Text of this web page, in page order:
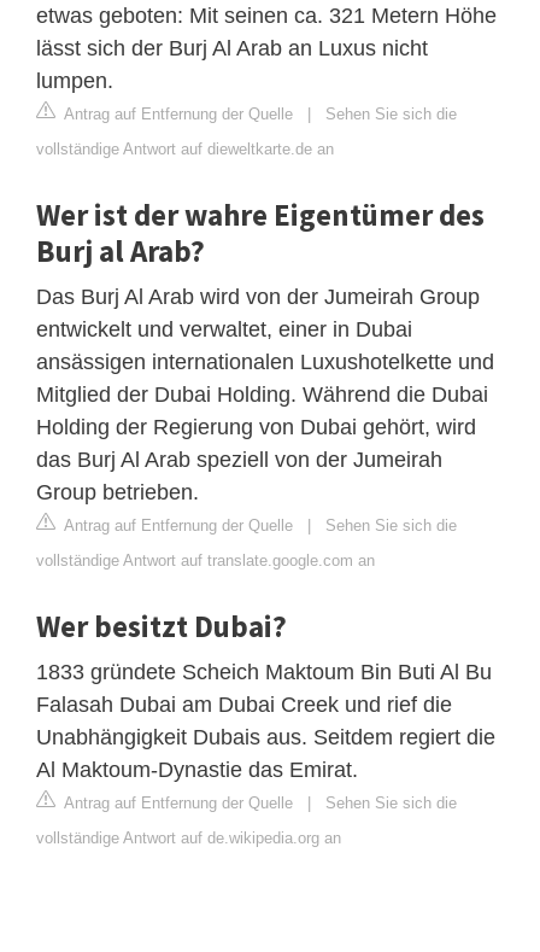
etwas geboten: Mit seinen ca. 321 Metern Höhe
lässt sich der Burj Al Arab an Luxus nicht
lumpen.
Antrag auf Entfernung der Quelle | Sehen Sie sich die
vollständige Antwort auf dieweltkarte.de an
Wer ist der wahre Eigentümer des
Burj al Arab?
Das Burj Al Arab wird von der Jumeirah Group
entwickelt und verwaltet, einer in Dubai
ansässigen internationalen Luxushotelkette und
Mitglied der Dubai Holding. Während die Dubai
Holding der Regierung von Dubai gehört, wird
das Burj Al Arab speziell von der Jumeirah
Group betrieben.
Antrag auf Entfernung der Quelle | Sehen Sie sich die
vollständige Antwort auf translate.google.com an
Wer besitzt Dubai?
1833 gründete Scheich Maktoum Bin Buti Al Bu
Falasah Dubai am Dubai Creek und rief die
Unabhängigkeit Dubais aus. Seitdem regiert die
Al Maktoum-Dynastie das Emirat.
Antrag auf Entfernung der Quelle | Sehen Sie sich die
vollständige Antwort auf de.wikipedia.org an